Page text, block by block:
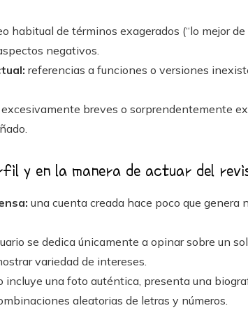
habitual de términos exagerados (“lo mejor de
negativos.
referencias a funciones o versiones
breves o sorprendentemente
y en la manera de actuar del
una cuenta creada hace poco que genera
se dedica únicamente a opinar sobre un
variedad de intereses.
incluye una foto auténtica, presenta una
aleatorias de letras y números.